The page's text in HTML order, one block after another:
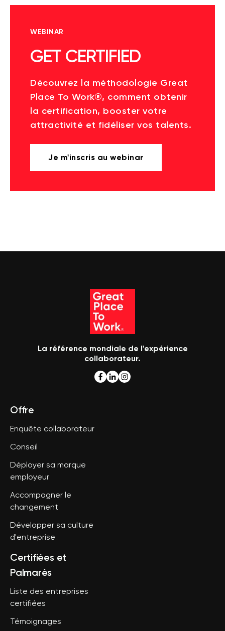
WEBINAR
GET CERTIFIED
Découvrez la méthodologie Great
Place To Work®, comment obtenir
la certification, booster votre
attractivité et fidéliser vos talents.
Je m'inscris au webinar
La référence mondiale de l'expérience
collaborateur.
Offre
Enquête collaborateur
Conseil
Déployer sa marque
employeur
Accompagner le
changement
Développer sa culture
d'entreprise
Certifiées et
Palmarès
Liste des entreprises
certifiées
Témoignages